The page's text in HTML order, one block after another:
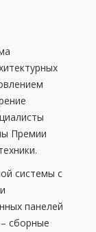
Премии
системы с
панелей
сборные